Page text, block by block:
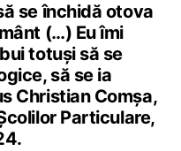
se închidă otova
(…) Eu îmi
totuși să se
să se ia
Christian Comșa,
Particulare,